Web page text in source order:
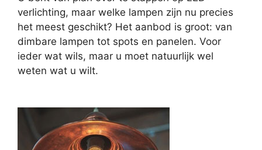
verlichting, maar welke lampen zijn nu precies
het meest geschikt? Het aanbod is groot: van
dimbare lampen tot spots en panelen. Voor
ieder wat wils, maar u moet natuurlijk wel
weten wat u wilt.